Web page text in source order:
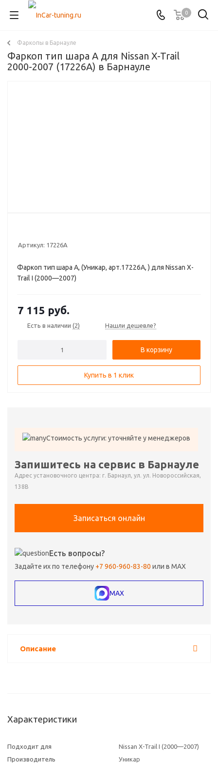
0
Фаркопы в Барнауле
Фаркоп тип шара A для Nissan X-Trail
2000-2007 (17226А) в Барнауле
Артикул: 17226А
Фаркоп тип шара A, (Уникар, арт.17226А, ) для Nissan X-
Trail I (2000—2007)
7 115 руб.
Есть в наличии (2) Нашли дешевле?
В корзину
Купить в 1 клик
Стоимость услуги: уточняйте у менеджеров
Запишитесь на сервис в Барнауле
Адрес установочного центра: г. Барнаул, ул. ул. Новороссийская,
138В
Записаться онлайн
Есть вопросы?
Задайте их по телефону +7 960-960-83-80 или в MAX
MAX
Описание
Характеристики
Подходит для
Nissan X-Trail I (2000—2007)
Производитель
Уникар